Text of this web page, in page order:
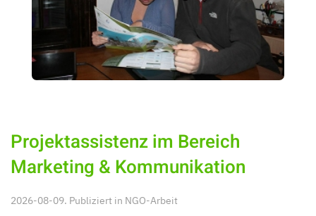
Projektassistenz im Bereich
Marketing & Kommunikation
2026-08-09. Publiziert in NGO-Arbeit